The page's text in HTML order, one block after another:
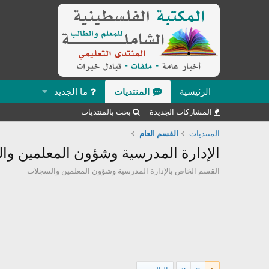
الرئيسية المنتديات ما الجديد
المشاركات الجديدة
بحث بالمنتديات
المنتديات
القسم العام
الإدارة المدرسية وشؤون المعلمين
القسم الخاص بالإدارة المدرسية وشؤون المعلمين والسجلات